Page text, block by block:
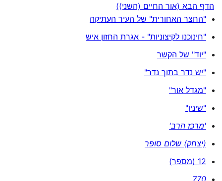
הדף הבא (אור החיים (השני))
"החצר האחורית" של העיר העתיקה
"חינוכנו לקיצוניות" - אגרת החזון איש
"יוד" של הקשר
"יש נדר בתוך נדר"
"מגדל אור"
"שינין"
'מרכז הרב'
(יצחק) שלום סופר
12 (מספר)
770